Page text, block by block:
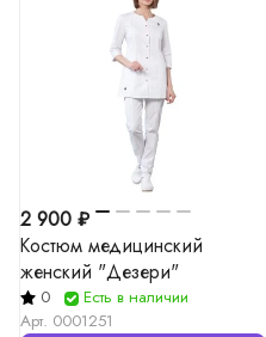
2 900 ₽
Костюм медицинский
женский "Дезери"
0
Есть в наличии
Арт. 0001251